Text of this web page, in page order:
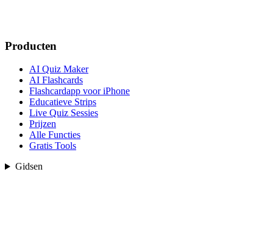
Producten
AI Quiz Maker
AI Flashcards
Flashcardapp voor iPhone
Educatieve Strips
Live Quiz Sessies
Prijzen
Alle Functies
Gratis Tools
Gidsen